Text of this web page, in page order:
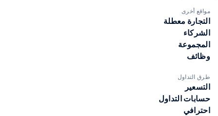
مواقع أخرى
التجارة معطلة
الشركاء
المجموعة
وظائف
طرق التداول
التسعير
حسابات التداول
احترافي